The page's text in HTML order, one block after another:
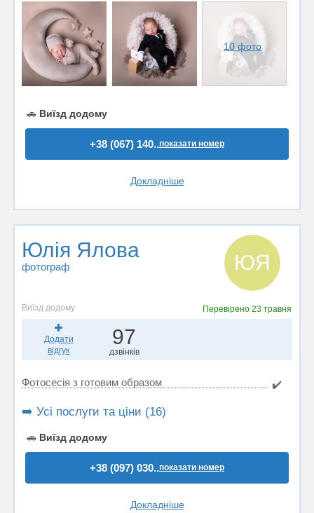
10 фото
🚗 Виїзд додому
+38 (067) 140..показати номер
Докладніше
Юлія Ялова
фотограф ЮЯ
Виїзд додому Перевірено23 травня
Додати
відгук
97
дзвінків
Фотосесія з готовим образом ✔️
➡️ Усі послуги та ціни (16)
🚗 Виїзд додому
+38 (097) 030..показати номер
Докладніше